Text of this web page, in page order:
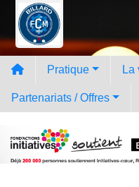
Pratique La
Partenariats / Offres
Panneau de gestion des